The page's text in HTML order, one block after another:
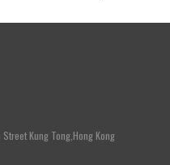
Kung Tong,Hong Kong